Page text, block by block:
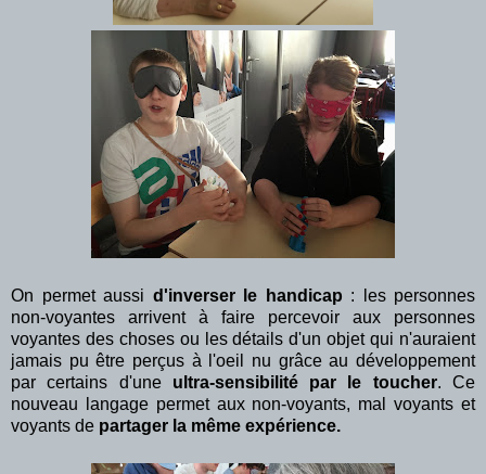
On permet aussi d'inverser le handicap : les personnes
non-voyantes arrivent à faire percevoir aux personnes
voyantes des choses ou les détails d'un objet qui n'auraient
jamais pu être perçus à l'oeil nu grâce au développement
par certains d'une ultra-sensibilité par le toucher. Ce
nouveau langage permet aux non-voyants, mal voyants et
voyants de partager la même expérience.